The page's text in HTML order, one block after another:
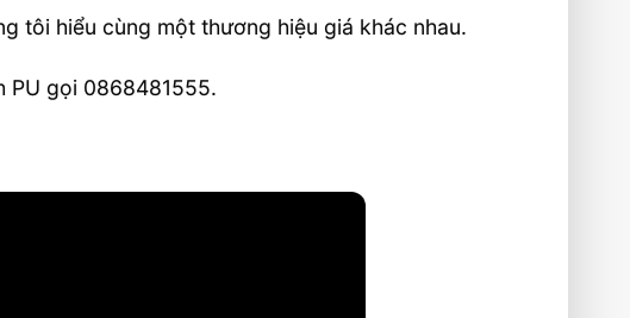
tôi hiểu cùng một thương hiệu giá khác nhau.
PU gọi 0868481555.